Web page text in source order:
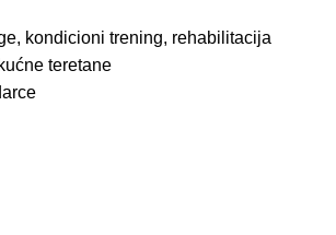
kondicioni trening, rehabilitacija
teretane